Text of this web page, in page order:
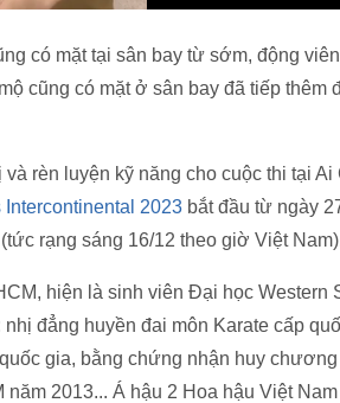
có mặt tại sân bay từ sớm, động
cũng có mặt ở sân bay đã tiếp thêm
rèn luyện kỹ năng cho cuộc thi tại
Intercontinental 2023 bắt đầu từ ngày
rạng sáng 16/12 theo giờ Việt
hiện là sinh viên Đại học Western
đẳng huyền đai môn Karate cấp
gia, bằng chứng nhận huy
năm 2013... Á hậu 2 Hoa hậu Việt